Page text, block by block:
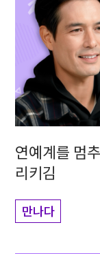
연예계를 멈
리키김
만나다